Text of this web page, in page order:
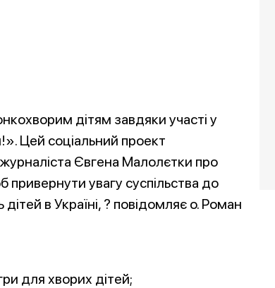
дітям завдяки участі у
Цей соціальний проект
Євгена Малолєтки про
увагу суспільства до
в Україні, ? повідомляє о. Роман
для хворих дітей;